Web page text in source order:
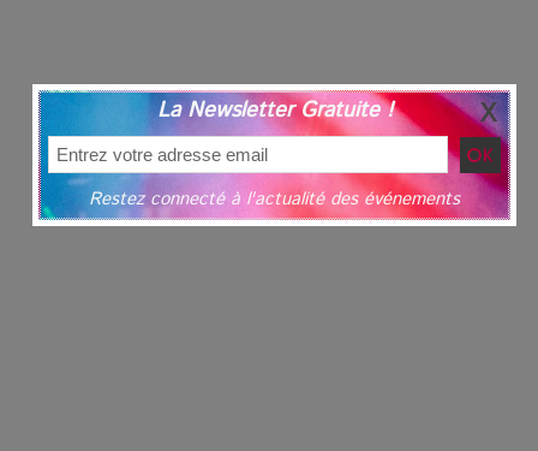
La Newsletter Gratuite !
Restez connecté à l'actualité des événements